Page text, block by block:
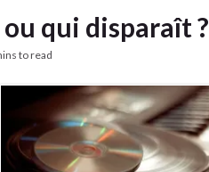
ou qui disparaît ?
to read